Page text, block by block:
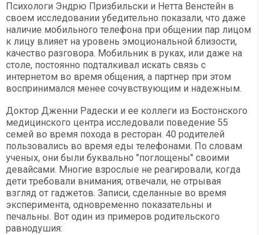
Психологи Эндрю Призбильски и Нетта Венстейн в
своем исследовании убедительно показали, что даже
наличие мобильного телефона при общении пар лицом
к лицу влияет на уровень эмоциональной близости,
качество разговора. Мобильник в руках, или даже на
столе, постоянно подталкивал искать связь с
интернетом во время общения, а партнер при этом
воспринимался менее сочувствующим и надежным.
Доктор Дженни Радески и ее коллеги из Бостонского
медицинского центра исследовали поведение 55
семей во время похода в ресторан. 40 родителей
пользовались во время еды телефонами. По словам
ученых, они были буквально "поглощены" своими
девайсами. Многие взрослые не реагировали, когда
дети требовали внимания; отвечали, не отрывая
взгляд от гаджетов. Записи, сделанные во время
эксперимента, одновременно показательны и
печальны. Вот один из примеров родительского
равнодушия: